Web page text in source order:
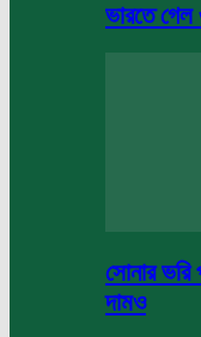
ভারতে
সোনার ভরি
দামও